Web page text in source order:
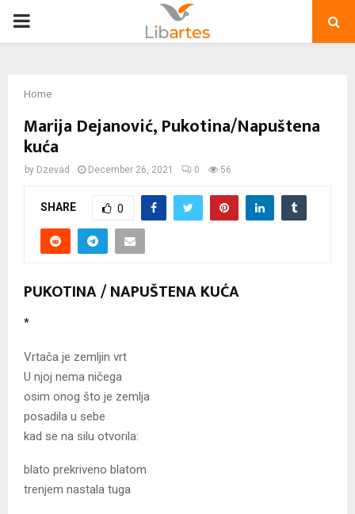
PRIMARY
Home
Marija Dejanović, Pukotina/Napuštena
kuća
by Dzevad December 26, 2021 0 56
SHARE 0
PUKOTINA / NAPUŠTENA KUĆA
*
Vrtača je zemljin vrt
U njoj nema ničega
osim onog što je zemlja
posadila u sebe
kad se na silu otvorila:
blato prekriveno blatom
trenjem nastala tuga